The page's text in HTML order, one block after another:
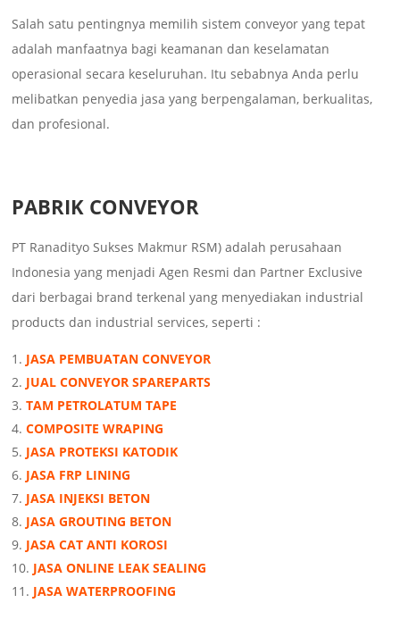
Salah satu pentingnya memilih sistem conveyor yang tepat
adalah manfaatnya bagi keamanan dan keselamatan
operasional secara keseluruhan. Itu sebabnya Anda perlu
melibatkan penyedia jasa yang berpengalaman, berkualitas,
dan profesional.
PABRIK CONVEYOR
PT Ranadityo Sukses Makmur RSM) adalah perusahaan
Indonesia yang menjadi Agen Resmi dan Partner Exclusive
dari berbagai brand terkenal yang menyediakan industrial
products dan industrial services, seperti :
JASA PEMBUATAN CONVEYOR
JUAL CONVEYOR SPAREPARTS
TAM PETROLATUM TAPE
COMPOSITE WRAPING
JASA PROTEKSI KATODIK
JASA FRP LINING
JASA INJEKSI BETON
JASA GROUTING BETON
JASA CAT ANTI KOROSI
JASA ONLINE LEAK SEALING
JASA WATERPROOFING